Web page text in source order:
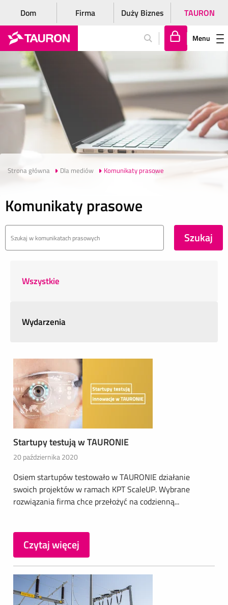
Dom Firma Duży Biznes TAURON
lo
gu
j
si
ę
Menu
Strona główna Dla mediów Komunikaty prasowe
Komunikaty prasowe
Wszystkie
Wydarzenia
Startupy testują w TAURONIE
20 października 2020
Osiem startupów testowało w TAURONIE działanie
swoich projektów w ramach KPT ScaleUP. Wybrane
rozwiązania firma chce przełożyć na codzienną...
Czytaj więcej